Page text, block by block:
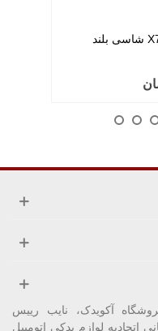
آکویدک، نایب رییس
لوازم یدکی اتومبیل